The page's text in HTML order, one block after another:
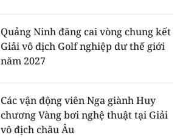
Quảng Ninh đăng cai vòng chung kết
Giải vô địch Golf nghiệp dư thế giới
năm 2027
Các vận động viên Nga giành Huy
chương Vàng bơi nghệ thuật tại Giải
vô địch châu Âu